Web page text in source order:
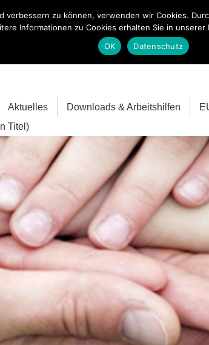
Aktuelles Downloads & Arbeitshilfen
Titel)
zu können, verwenden wir Cookies.
Informationen zu Cookies erhalten Sie in unserer
OK
Datenschutz